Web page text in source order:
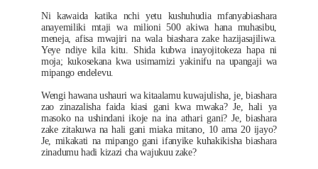
Ni kawaida katika nchi yetu kushuhudia mfanyabiashara
anayemiliki mtaji wa milioni 500 akiwa hana muhasibu,
meneja, afisa mwajiri na wala biashara zake hazijasajiliwa.
Yeye ndiye kila kitu. Shida kubwa inayojitokeza hapa ni
moja; kukosekana kwa usimamizi yakinifu na upangaji wa
mipango endelevu.
Wengi hawana ushauri wa kitaalamu kuwajulisha, je, biashara
zao zinazalisha faida kiasi gani kwa mwaka? Je, hali ya
masoko na ushindani ikoje na ina athari gani? Je, biashara
zake zitakuwa na hali gani miaka mitano, 10 ama 20 ijayo?
Je, mikakati na mipango gani ifanyike kuhakikisha biashara
zinadumu hadi kizazi cha wajukuu zake?